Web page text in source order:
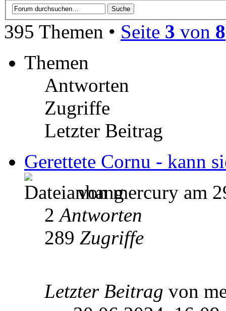
395 Themen • Seite 3 von 8
Themen
Antworten
Zugriffe
Letzter Beitrag
Gerettete Cornu - kann
von mercury am
2Antworten
289 Zugriffe
Letzter Beitrag von